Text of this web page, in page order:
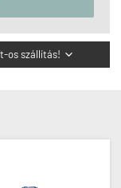
os szállítás! 